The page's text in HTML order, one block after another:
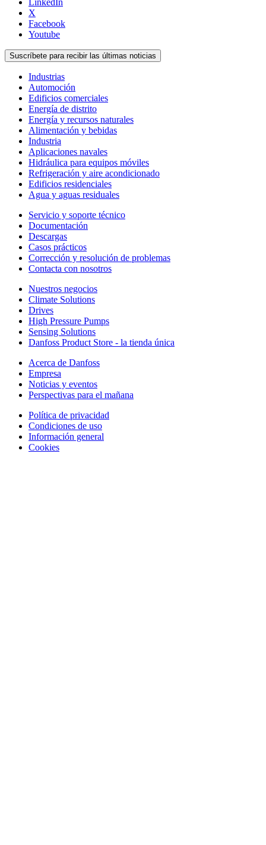
LinkedIn
X
Facebook
Youtube
Suscríbete para recibir las últimas noticias
Industrias
Automoción
Edificios comerciales
Energía de distrito
Energía y recursos naturales
Alimentación y bebidas
Industria
Aplicaciones navales
Hidráulica para equipos móviles
Refrigeración y aire acondicionado
Edificios residenciales
Agua y aguas residuales
Servicio y soporte técnico
Documentación
Descargas
Casos prácticos
Corrección y resolución de problemas
Contacta con nosotros
Nuestros negocios
Climate Solutions
Drives
High Pressure Pumps
Sensing Solutions
Danfoss Product Store - la tienda única
Acerca de Danfoss
Empresa
Noticias y eventos
Perspectivas para el mañana
Política de privacidad
Condiciones de uso
Información general
Cookies